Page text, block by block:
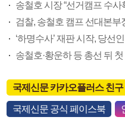
송철호 시장 “선거캠프 수사
검찰, 송철호 캠프 선대본부
‘하명수사’ 재판 시작, 당선
송철호·황운하 등 총선 뒤
국제신문 카카오플러스 친구
국제신문 공식 페이스북